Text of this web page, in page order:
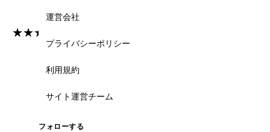
運営会社
プライバシーポリシー
利用規約
サイト運営チーム
フォローする
★★★★★
-
サービス